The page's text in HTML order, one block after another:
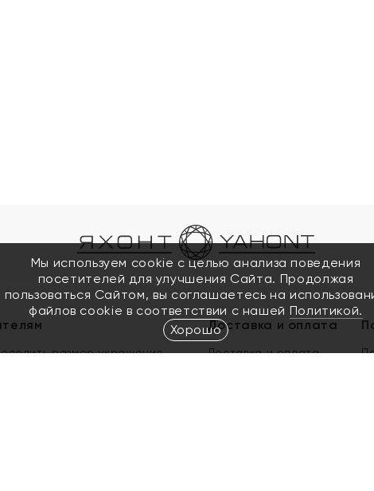
размер украшения
Доставка и оплата
Доставка и оплата
Мы используем cookie с целью анализа поведения
посетителей для улучшения Сайта. Продолжая
пользоваться Сайтом, вы соглашаетесь на
файлов cookie в соответствии с нашей Политикой.
Хорошо